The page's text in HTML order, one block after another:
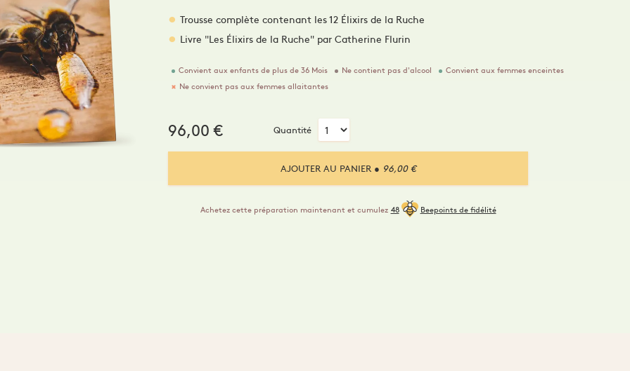
Dermo-Soin
par la peau
Hydromel
Trousse complète contenant les 12 Élixirs de la Ruche
Livre "Les Élixirs de la Ruche" par Catherine Flurin
Convient aux femmes enceintes
Ne convient pas aux femmes allaitantes
Convient aux enfants de plus de 36 Mois Ne contient pas d'alcool
96,00€ Quantité
AJOUTER AU PANIER ● 96,00 €
Achetez cette préparation maintenant et cumulez 48 Beepoints de fidélité